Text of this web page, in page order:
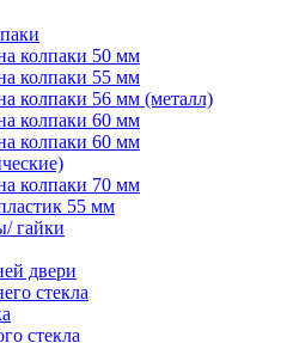
колпаки 50 мм
колпаки 55 мм
колпаки 56 мм (металл)
колпаки 60 мм
колпаки 60 мм
колпаки 70 мм
55 мм
гайки
двери
стекла
стекла